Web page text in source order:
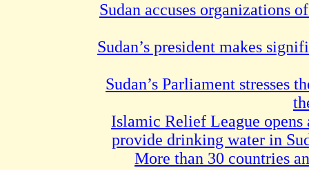
Sudan accuses organizations
Sudan’s president makes
Sudan’s Parliament stresses
Islamic Relief League opens
provide drinking water in
More than 30 countries